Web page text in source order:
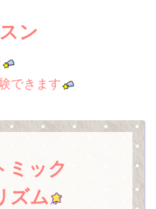
ン
できます
ミック
ズム